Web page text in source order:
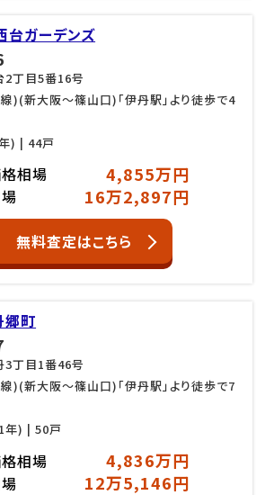
台ガーデンズ
2丁目5番16号
)(新大阪～篠山口)「伊丹駅」より徒歩で4
) | 44戸
相場 4,855万円
16万2,897円
無料査定はこちら
郷町
3丁目1番46号
)(新大阪～篠山口)「伊丹駅」より徒歩で7
年) | 50戸
相場 4,836万円
12万5,146円